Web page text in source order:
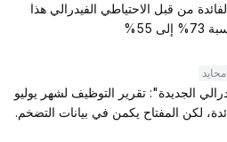
من قبل الاحتياطي الفيدرالي هذا
55%
محايد
الجديدة": تقرير التوظيف لشهر يوليو
لكن المفتاح يكمن في بيانات التضخم.